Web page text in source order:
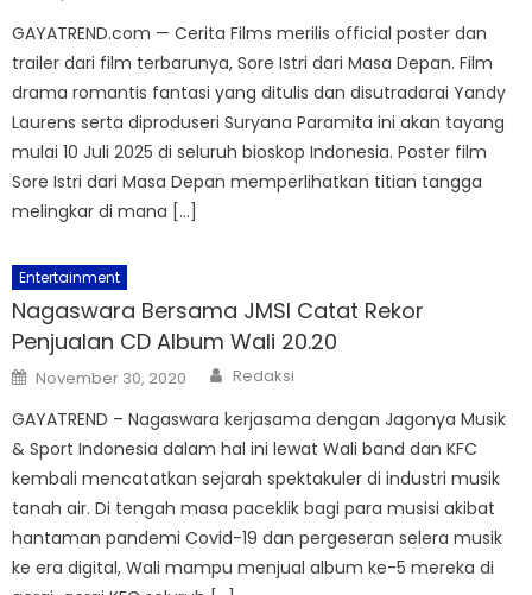
GAYATREND.com — Cerita Films merilis official poster dan
trailer dari film terbarunya, Sore Istri dari Masa Depan. Film
drama romantis fantasi yang ditulis dan disutradarai Yandy
Laurens serta diproduseri Suryana Paramita ini akan tayang
mulai 10 Juli 2025 di seluruh bioskop Indonesia. Poster film
Sore Istri dari Masa Depan memperlihatkan titian tangga
melingkar di mana […]
Entertainment
Nagaswara Bersama JMSI Catat Rekor
Penjualan CD Album Wali 20.20
Posted
on
November 30, 2020 Author
Redaksi
GAYATREND – Nagaswara kerjasama dengan Jagonya Musik
& Sport Indonesia dalam hal ini lewat Wali band dan KFC
kembali mencatatkan sejarah spektakuler di industri musik
tanah air. Di tengah masa paceklik bagi para musisi akibat
hantaman pandemi Covid-19 dan pergeseran selera musik
ke era digital, Wali mampu menjual album ke-5 mereka di